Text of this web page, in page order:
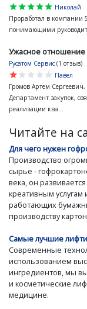
star
star
star
star
star
Николай
Проработал в компании 5
понимающими
Ужасное отношение
Русатом Сервис (1 отзыв)
star
star
star
star
star
Павел
Громов Артем
Департамент закупок,
реализации ква...
Читайте на
Для чего нужен
Производство
сырье -
века, он
креативным
работающих
производству
Самые лучшие
Современные
использованием
ингредиентов, мы
и косметические
медицине.